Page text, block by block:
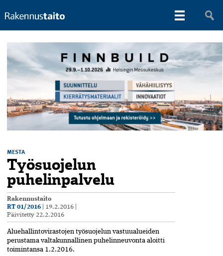
MESTA
Työsuojelun
puhelinpalvelu
Rakennustaito
RT 01/2016
19.2.2016
Päivitetty 22.2.2016
Aluehallintovirastojen työsuojelun vastuualueiden
perustama valtakunnallinen puhelinneuvonta aloitti
toimintansa 1.2.2016.